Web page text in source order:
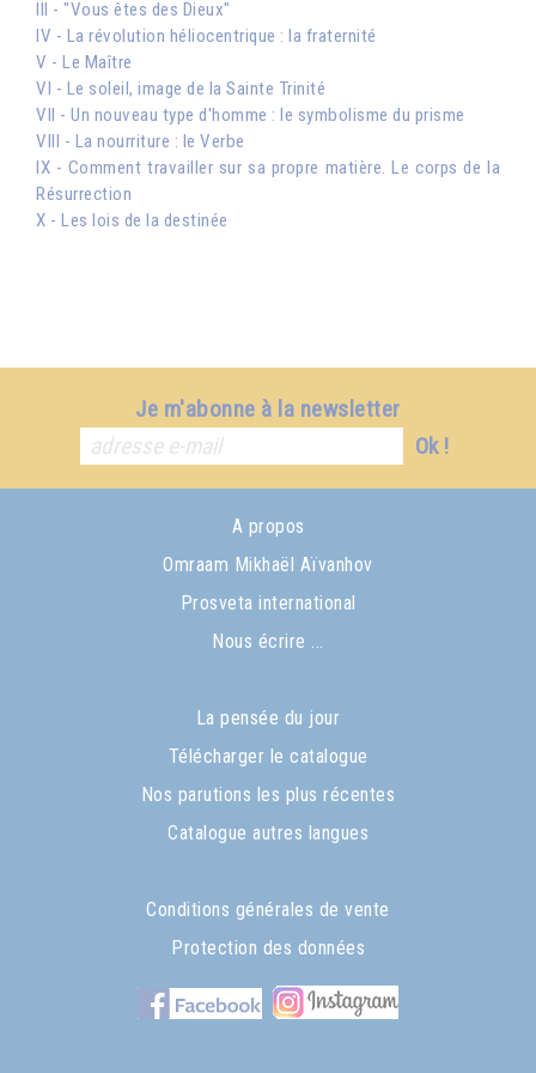
III - "Vous êtes des Dieux"
IV - La révolution héliocentrique : la fraternité
V - Le Maître
VI - Le soleil, image de la Sainte Trinité
VII - Un nouveau type d'homme : le symbolisme du prisme
VIII - La nourriture : le Verbe
IX - Comment travailler sur sa propre matière. Le corps de la
Résurrection
X - Les lois de la destinée
Je m'abonne à la newsletter
Ok !
A propos
Omraam Mikhaël Aïvanhov
Prosveta international
Nous écrire ...
La pensée du jour
Télécharger le catalogue
Nos parutions les plus récentes
Catalogue autres langues
Conditions générales de vente
Protection des données